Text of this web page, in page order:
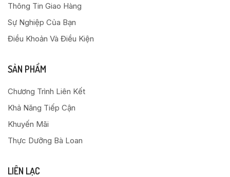
Thông Tin Giao Hàng
Sự Nghiệp Của Bạn
Điều Khoản Và Điều Kiện
SẢN PHẨM
Chương Trình Liên Kết
Khả Năng Tiếp Cận
Khuyến Mãi
Thực Dưỡng Bà Loan
LIÊN LẠC